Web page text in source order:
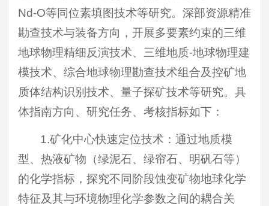
Nd-O等同位素填图技术等研究。深部资源精准
勘查技术与装备方向，开展多要素约束的三维
地球物理精细反演技术、三维地质-地球物理建
模技术、综合地球物理勘查技术组合及控矿地
质体结构识别技术、量子探矿技术等研究。具
体指南方向、研究任务、考核指标如下：
1.矿化中心快速定位技术：通过地质模
型、热液矿物（绿泥石、绿帘石、明矾石等）
的化学指标，探究不同阶段蚀变矿物地球化学
特征及其与环境物理化学参数之间的耦合关